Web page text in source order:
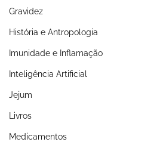
Gravidez
História e Antropologia
Imunidade e Inflamação
Inteligência Artificial
Jejum
Livros
Medicamentos